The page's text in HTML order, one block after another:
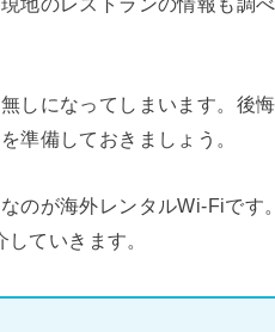
しになってしまいます。後
準備しておきましょう。
のが海外レンタルWi-Fiです
ていきます。